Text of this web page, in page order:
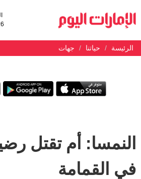
الرئيسة حياتنا جهات
النمسا: أم تقتل
في القمامة